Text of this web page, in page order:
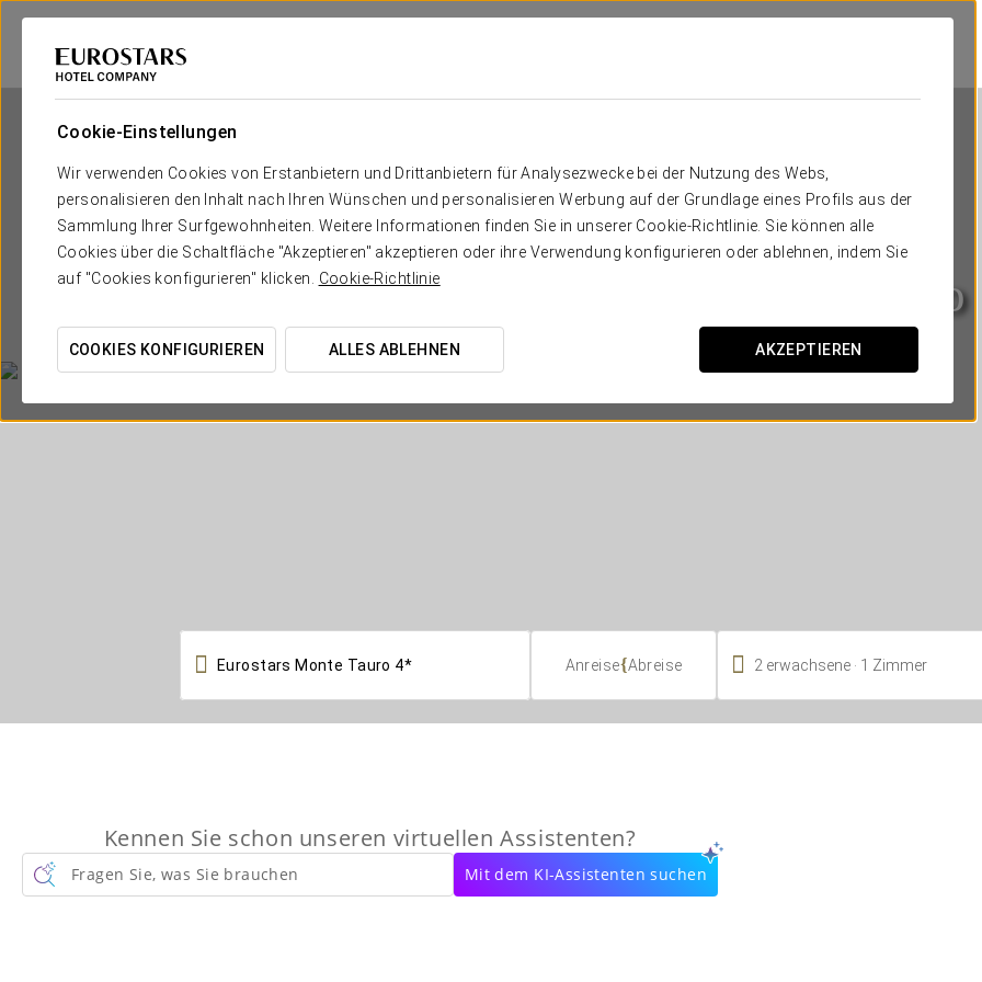
Cookie-Einstellungen
Wir verwenden Cookies von Erstanbietern und Drittanbietern für Analysezwecke bei der Nutzung des Webs,
personalisieren den Inhalt nach Ihren Wünschen und personalisieren Werbung auf der Grundlage eines Profils aus der
Sammlung Ihrer Surfgewohnheiten. Weitere Informationen finden Sie in unserer Cookie-Richtlinie. Sie können alle
Cookies über die Schaltfläche "Akzeptieren" akzeptieren oder ihre Verwendung konfigurieren oder ablehnen, indem Sie
auf "Cookies konfigurieren" klicken. Cookie-Richtlinie
COOKIES KONFIGURIEREN ALLES ABLEHNEN AKZEPTIEREN
Eurostars Monte Tauro
TAORMINA
 Anreise{Abreise  2 erwachsene 1 Zimmer
Kennen Sie schon unseren virtuellen Assistenten?
Fragen Sie, was Sie brauchen Mit dem KI-Assistenten suchen